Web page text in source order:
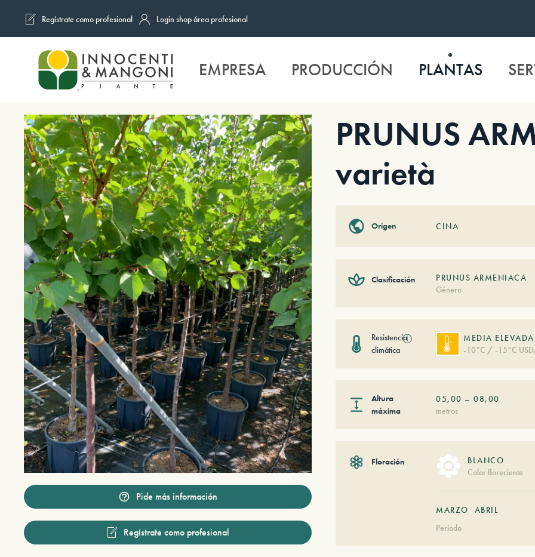
Skip to main content
Regístrate como profesional Login shop área profesional
EMPRESA PRODUCCIÓN PLANTAS
Pide más información
Regístrate como profesional
PRUNUS
varietà
Origen CINA
Clasificación
PRUNUS ARMENIACA
Género
Resistencia
climática
ⓘ
MEDIA ELEVADA
-10°C / -15°C
Altura
máxima
05,00 –08,00
metros
Floración
BLANCO
Color floreciente
MARZO
ABRIL
Período